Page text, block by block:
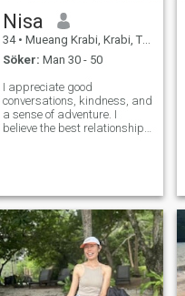
Nisa
34 • Mueang Krabi, Krabi, Thailand
Söker: Man 30 - 50
I appreciate good
conversations, kindness, and
a sense of adventure. I
believe the best relationships